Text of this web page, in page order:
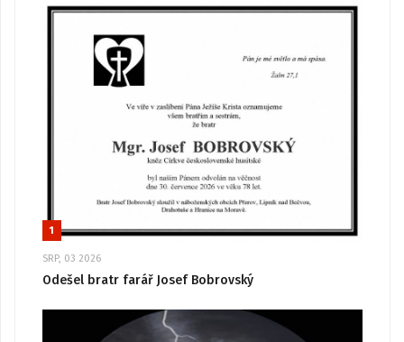
1
SRP, 03 2026
Odešel bratr farář Josef Bobrovský